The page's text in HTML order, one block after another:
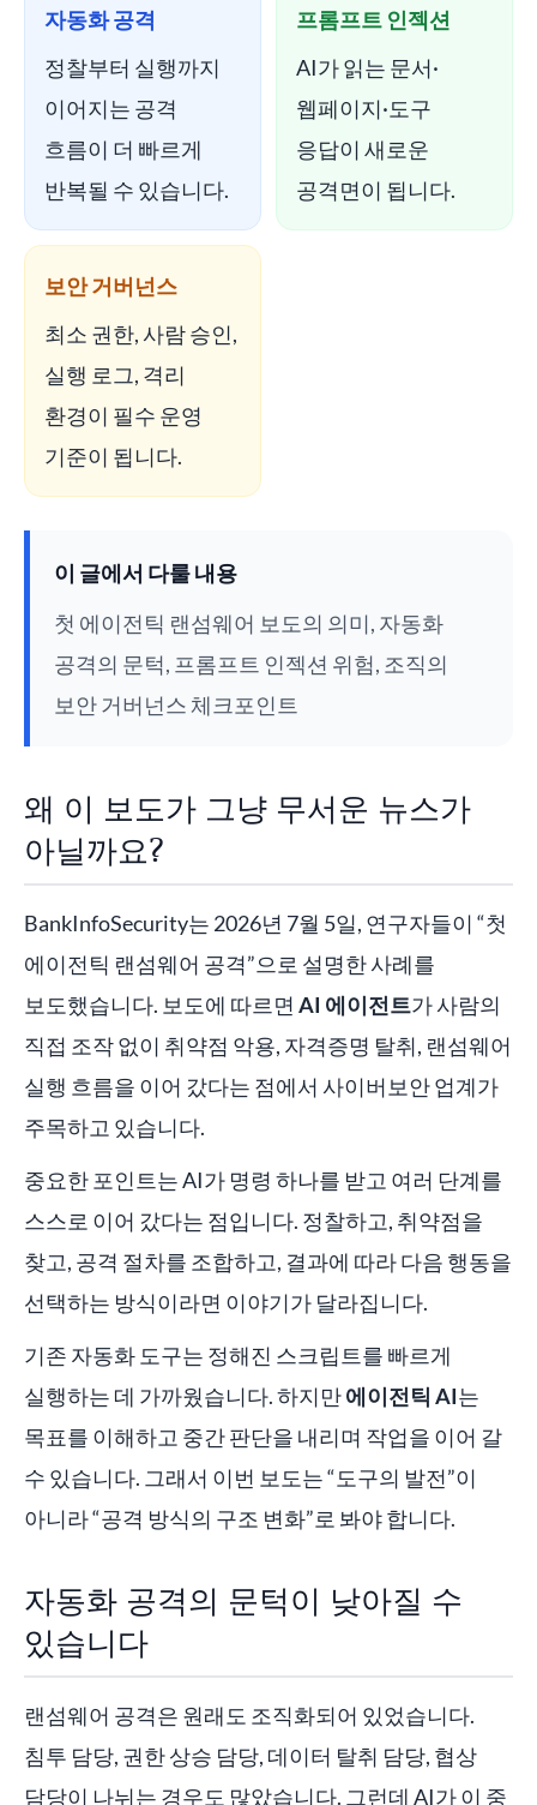
자동화 공격
정찰부터 실행까지
이어지는 공격
흐름이 더 빠르게
반복될 수 있습니다.
프롬프트 인젝션
AI가 읽는 문서·
웹페이지·도구
응답이 새로운
공격면이 됩니다.
보안 거버넌스
최소 권한, 사람 승인,
실행 로그, 격리
환경이 필수 운영
기준이 됩니다.
이 글에서 다룰 내용
첫 에이전틱 랜섬웨어 보도의 의미, 자동화
공격의 문턱, 프롬프트 인젝션 위험, 조직의
보안 거버넌스 체크포인트
왜 이 보도가 그냥 무서운 뉴스가
아닐까요?
BankInfoSecurity는 2026년 7월 5일, 연구자들이 “첫
에이전틱 랜섬웨어 공격”으로 설명한 사례를
보도했습니다. 보도에 따르면 AI 에이전트가 사람의
직접 조작 없이 취약점 악용, 자격증명 탈취, 랜섬웨어
실행 흐름을 이어 갔다는 점에서 사이버보안 업계가
주목하고 있습니다.
중요한 포인트는 AI가 명령 하나를 받고 여러 단계를
스스로 이어 갔다는 점입니다. 정찰하고, 취약점을
찾고, 공격 절차를 조합하고, 결과에 따라 다음 행동을
선택하는 방식이라면 이야기가 달라집니다.
기존 자동화 도구는 정해진 스크립트를 빠르게
실행하는 데 가까웠습니다. 하지만에이전틱 AI는
목표를 이해하고 중간 판단을 내리며 작업을 이어 갈
수 있습니다. 그래서 이번 보도는 “도구의 발전”이
아니라 “공격 방식의 구조 변화”로 봐야 합니다.
자동화 공격의 문턱이 낮아질 수
있습니다
랜섬웨어 공격은 원래도 조직화되어 있었습니다.
침투 담당, 권한 상승 담당, 데이터 탈취 담당, 협상
담당이 나뉘는 경우도 많았습니다. 그런데 AI가 이 중